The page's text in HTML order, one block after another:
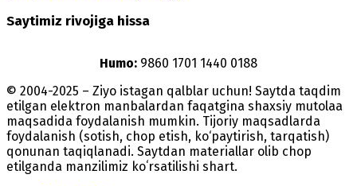
Saytimiz rivojiga hissa
Humo: 9860 1701 1440 0188
© 2004-2025 – Ziyo istagan qalblar uchun! Saytda taqdim
etilgan elektron manbalardan faqatgina shaxsiy mutolaa
maqsadida foydalanish mumkin. Tijoriy maqsadlarda
foydalanish (sotish, chop etish, ko‘paytirish, tarqatish)
qonunan taqiqlanadi. Saytdan materiallar olib chop
etilganda manzilimiz koʻrsatilishi shart.